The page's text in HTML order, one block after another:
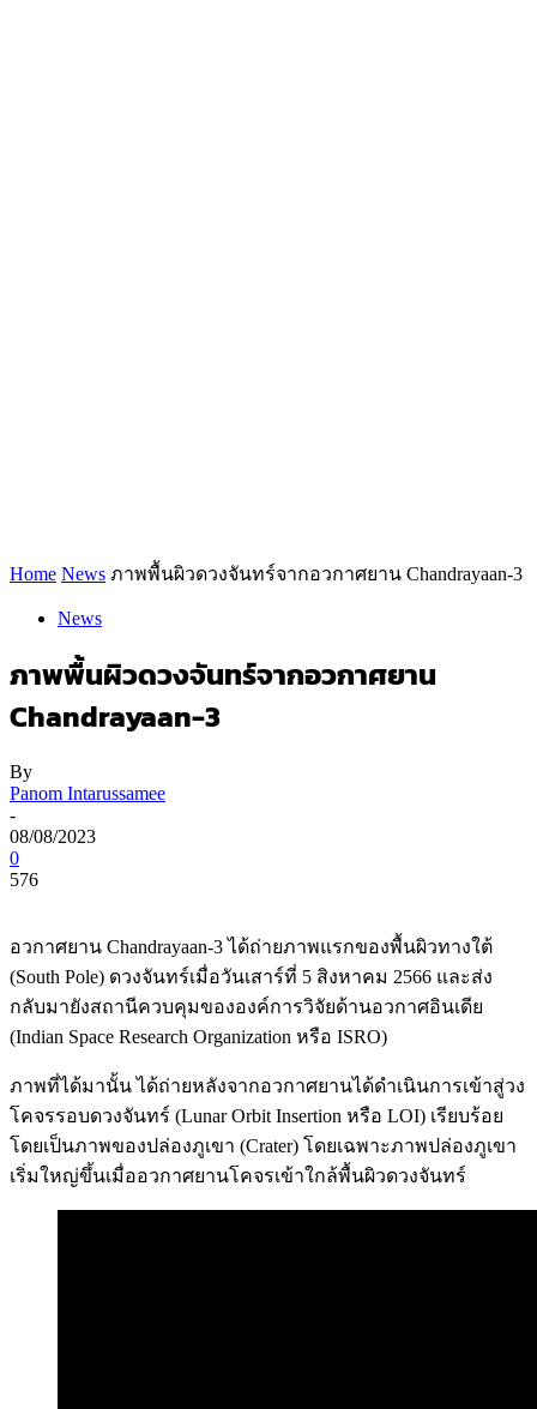
Home News ภาพพื้นผิวดวงจันทร์จากอวกาศยาน Chandrayaan-3
News
ภาพพื้นผิวดวงจันทร์จากอวกาศยาน
Chandrayaan-3
By
Panom Intarussamee
-
08/08/2023
0
576
อวกาศยาน Chandrayaan-3 ได้ถ่ายภาพแรกของพื้นผิวทางใต้
(South Pole) ดวงจันทร์เมื่อวันเสาร์ที่ 5 สิงหาคม 2566 และส่ง
กลับมายังสถานีควบคุมขององค์การวิจัยด้านอวกาศอินเดีย
(Indian Space Research Organization หรือ ISRO)
ภาพที่ได้มานั้น ได้ถ่ายหลังจากอวกาศยานได้ดำเนินการเข้าสู่วง
โคจรรอบดวงจันทร์ (Lunar Orbit Insertion หรือ LOI) เรียบร้อย
โดยเป็นภาพของปล่องภูเขา (Crater) โดยเฉพาะภาพปล่องภูเขา
เริ่มใหญ่ขึ้นเมื่ออวกาศยานโคจรเข้าใกล้พื้นผิวดวงจันทร์